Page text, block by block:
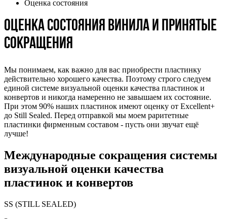
Оценка состояния
Оценка состояния винила и принятые
сокращения
Мы понимаем, как важно для вас приобрести пластинку
действительно хорошего качества. Поэтому строго следуем
единой системе визуальной оценки качества пластинок и
конвертов и никогда намеренно не завышаем их состояние.
При этом 90% наших пластинок имеют оценку от Exсellent+
до Still Sealed. Перед отправкой мы моем раритетные
пластинки фирменным составом - пусть они звучат ещё
лучше!
Международные сокращения системы
визуальной оценки качества
пластинок и конвертов
SS (STILL SEALED)